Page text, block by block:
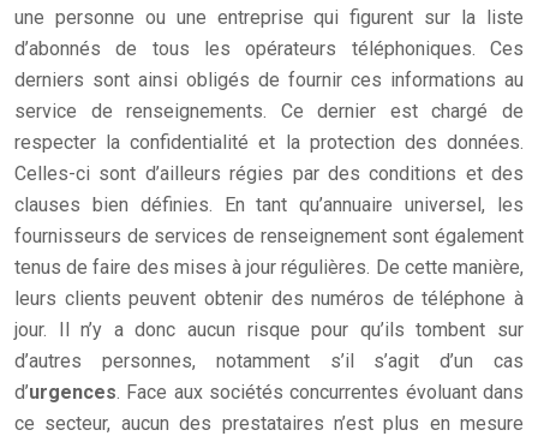
une personne ou une entreprise qui figurent sur la liste
d’abonnés de tous les opérateurs téléphoniques. Ces
derniers sont ainsi obligés de fournir ces informations au
service de renseignements. Ce dernier est chargé de
respecter la confidentialité et la protection des données.
Celles-ci sont d’ailleurs régies par des conditions et des
clauses bien définies. En tant qu’annuaire universel, les
fournisseurs de services de renseignement sont également
tenus de faire des mises à jour régulières. De cette manière,
leurs clients peuvent obtenir des numéros de téléphone à
jour. Il n’y a donc aucun risque pour qu’ils tombent sur
d’autres personnes, notamment s’il s’agit d’un cas
d’urgences. Face aux sociétés concurrentes évoluant dans
ce secteur, aucun des prestataires n’est plus en mesure